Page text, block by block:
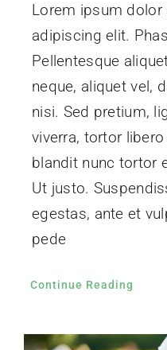
Lorem ipsum
adipiscing elit.
Pellentesque
neque, aliquet vel,
nisi. Sed pretium,
viverra, tortor
blandit nunc tortor
Ut justo.
egestas, ante et
pede
Continue Reading